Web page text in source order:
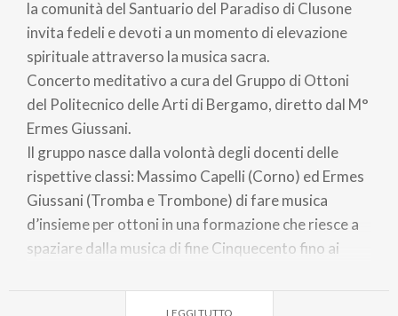
la comunità del Santuario del Paradiso di Clusone
invita fedeli e devoti a un momento di elevazione
spirituale attraverso la musica sacra.
Concerto meditativo a cura del Gruppo di Ottoni
del Politecnico delle Arti di Bergamo, diretto dal M°
Ermes Giussani.
Il gruppo nasce dalla volontà degli docenti delle
rispettive classi: Massimo Capelli (Corno) ed Ermes
Giussani (Tromba e Trombone) di fare musica
d’insieme per ottoni in una formazione che riesce a
spaziare dalla musica di fine Cinquecento fino ai
musicalmente e tecnicamente fondamentale per
LEGGI TUTTO